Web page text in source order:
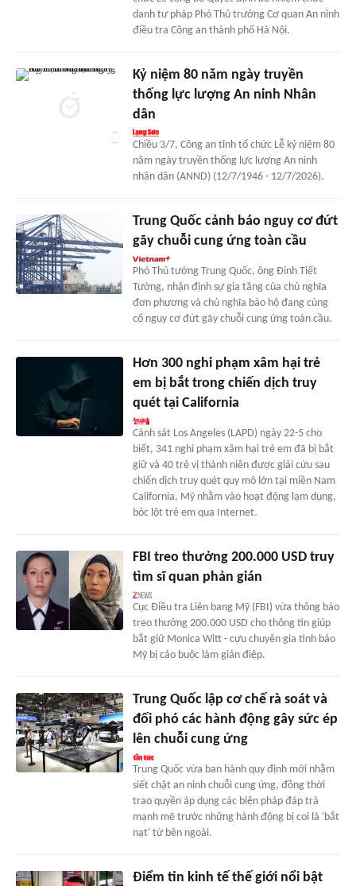
danh tư pháp Phó Thủ trưởng Cơ quan An ninh
điều tra Công an thành phố Hà Nội.
Kỷ niệm 80 năm ngày truyền
thống lực lượng An ninh Nhân
dân
Chiều 3/7, Công an tỉnh tổ chức Lễ kỷ niệm 80
năm ngày truyền thống lực lượng An ninh
nhân dân (ANND) (12/7/1946 - 12/7/2026).
Trung Quốc cảnh báo nguy cơ đứt
gãy chuỗi cung ứng toàn cầu
Phó Thủ tướng Trung Quốc, ông Đinh Tiết
Tường, nhận định sự gia tăng của chủ nghĩa
đơn phương và chủ nghĩa bảo hộ đang củng
cố nguy cơ đứt gãy chuỗi cung ứng toàn cầu.
Hơn 300 nghi phạm xâm hại trẻ
em bị bắt trong chiến dịch truy
quét tại California
Cảnh sát Los Angeles (LAPD) ngày 22-5 cho
biết, 341 nghi phạm xâm hại trẻ em đã bị bắt
giữ và 40 trẻ vị thành niên được giải cứu sau
chiến dịch truy quét quy mô lớn tại miền Nam
California, Mỹ nhằm vào hoạt động lạm dụng,
bóc lột trẻ em qua Internet.
FBI treo thưởng 200.000 USD truy
tìm sĩ quan phản gián
Cục Điều tra Liên bang Mỹ (FBI) vừa thông báo
treo thưởng 200.000 USD cho thông tin giúp
bắt giữ Monica Witt - cựu chuyên gia tình báo
Mỹ bị cáo buộc làm gián điệp.
Trung Quốc lập cơ chế rà soát và
đối phó các hành động gây sức ép
lên chuỗi cung ứng
Trung Quốc vừa ban hành quy định mới nhằm
siết chặt an ninh chuỗi cung ứng, đồng thời
trao quyền áp dụng các biện pháp đáp trả
mạnh mẽ trước những hành động bị coi là 'bắt
nạt' từ bên ngoài.
Điểm tin kinh tế thế giới nổi bật